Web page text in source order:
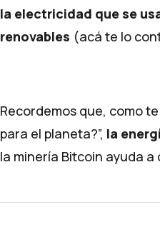
la electricidad que se
renovables (acá te lo
Recordemos que, como
para el planeta?”, la
la minería Bitcoin ayuda